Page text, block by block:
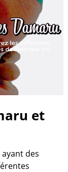
et
des